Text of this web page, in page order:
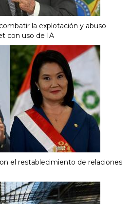
la explotación y abuso
con uso de IA
el restablecimiento de relaciones